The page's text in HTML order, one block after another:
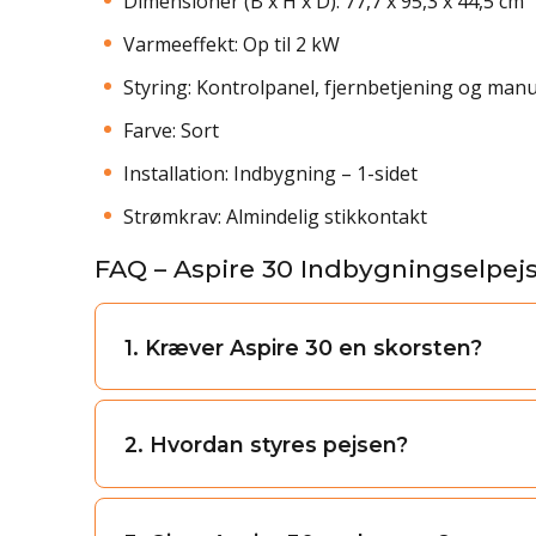
Varmeeffekt: Op til 2 kW
Styring: Kontrolpanel, fjernbetjening og
Farve: Sort
Installation: Indbygning – 1-sidet
Strømkrav: Almindelig stikkontakt
FAQ – Aspire 30
1. Kræver Aspire 30 en skorsten?
2. Hvordan styres pejsen?